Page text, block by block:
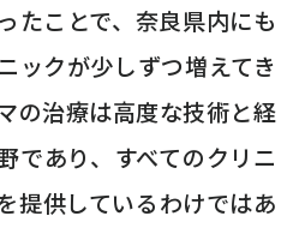
たことで、奈良県内にも
ックが少しずつ増えてき
の治療は高度な技術と経
であり、すべてのクリニ
提供しているわけではあ